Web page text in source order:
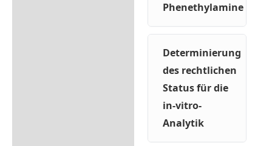
Phenethylamine
Determinierung
des rechtlichen
Status für die
in-vitro-
Analytik